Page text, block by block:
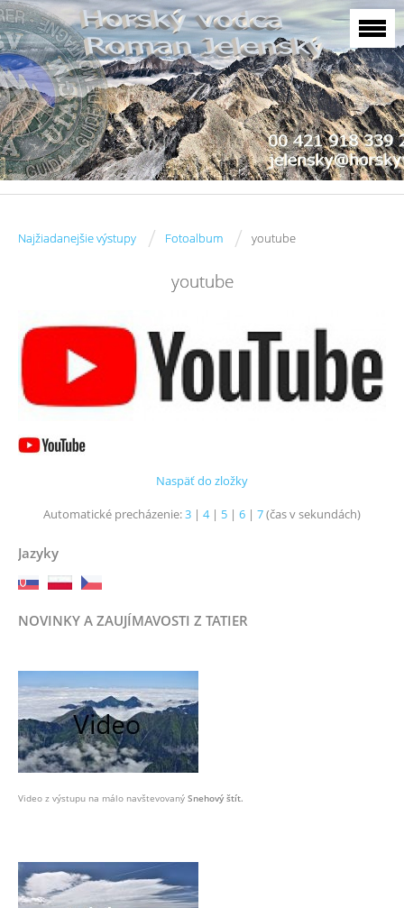
Najžiadanejšie výstupy / Fotoalbum / youtube
youtube
Naspäť do zložky
Automatické precházenie:3 | 4| 5 | 6 | 7(čas v sekundách)
Jazyky
NOVINKY A ZAUJÍMAVOSTI Z TATIER
Video z výstupu na málo navštevovaný Snehový štít.